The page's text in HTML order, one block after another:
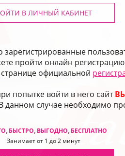
В ЛИЧНЫЙ КАБИНЕТ
зарегистрированные
пройти онлайн
официальной
попытке войти в него сайт
данном случае необходимо
БЫСТРО, ВЫГОДНО, БЕСПЛАТНО
Занимает от 1 до 2 минут